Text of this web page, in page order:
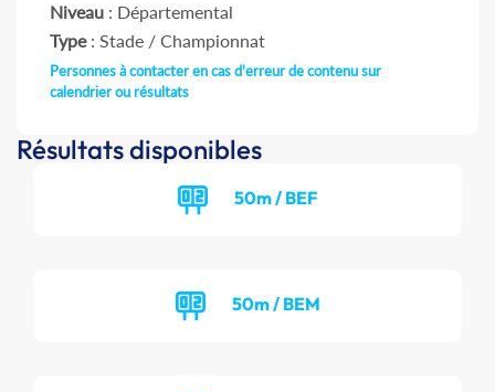
Niveau : Départemental
Type: Stade / Championnat
Personnes à contacter en cas d'erreur de contenu sur
calendrier ou résultats
Résultats disponibles
50m / BEF
50m / BEM